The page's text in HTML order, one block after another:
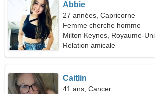
Abbie
27 années, Capricorne
Femme cherche homme
Milton Keynes, Royaume-Uni
Relation amicale
Caitlin
41 ans, Cancer